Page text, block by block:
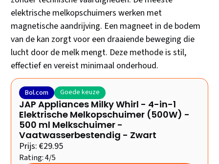
elektrische melkopschuimers werken met
magnetische aandrijving. Een magneet in de bodem
van de kan zorgt voor een draaiende beweging die
lucht door de melk mengt. Deze methode is stil,
effectief en vereist minimaal onderhoud.
Bol.com Goede keuze
JAP Appliances Milky Whirl - 4-in-1
Elektrische Melkopschuimer (500W) -
500 ml Melkschuimer -
Vaatwasserbestendig - Zwart
Prijs: €29.95
Rating: 4/5